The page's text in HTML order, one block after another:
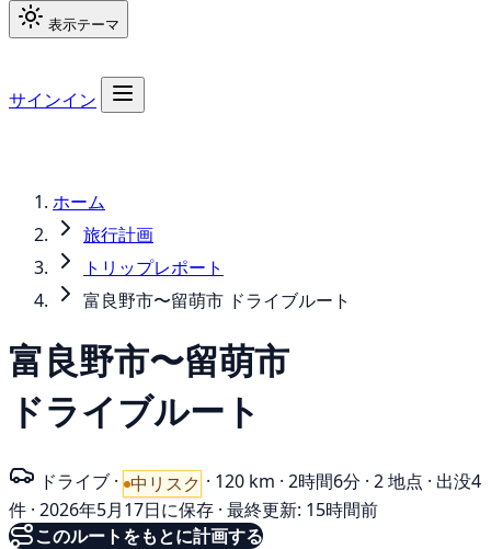
表示テーマ
サインイン
ホーム
旅行計画
トリップレポート
富良野市〜留萌市 ドライブルート
富良野市〜留萌市
ドライブルート
ドライブ · 中リスク · 120 km · 2時間6分 · 2 地点 · 出没4
件 · 2026年5月17日に保存 · 最終更新: 15時間前
このルートをもとに計画する